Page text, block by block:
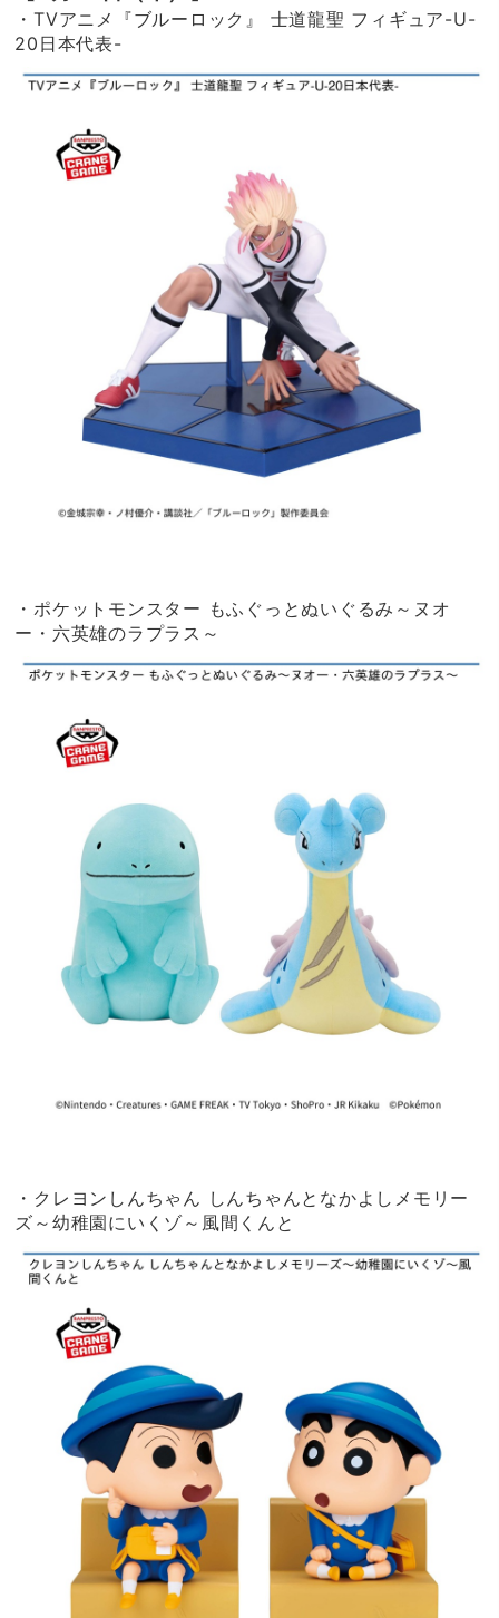
・TVアニメ『ブルーロック』 士道龍聖 フィギュア-U-
20日本代表-
・ポケットモンスター もふぐっとぬいぐるみ～ヌオ
ー・六英雄のラプラス～
・クレヨンしんちゃん しんちゃんとなかよしメモリー
ズ～幼稚園にいくゾ～風間くんと